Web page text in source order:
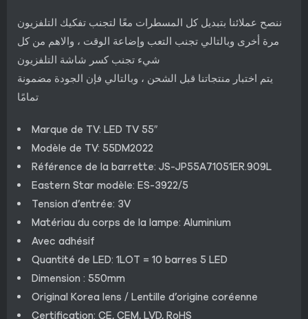
ننصح عملائنا بتبديل كل المسطرات معًا لتجنب تفكيك التلفزيون
مرة أخرى وبالتالي تجنب التعب وإضاعة الوقت ، والاهم من كل
شيء تجنب كسر شاشة التلفزيون
يتم اختبار منتجاتنا قبل الشحن ، وبالتالي فإن الجودة مضمونة
تمامًا
Marque de TV: LED TV 55″
Modèle de TV: 55DM2022
Référence de la barrette: JS-JP55A71051ER.909L
Eastern Star modèle: ES-3922/5
Tension d’entrée: 3V
Matériau du corps de la lampe: Aluminium
Avec adhésif
Quantité de LED: 1LOT = 10 barres 5 LED
Dimension : 550mm
Original Korea lens / Lentille d’origine coréenne
Certification: CE, CEM, LVD, RoHS